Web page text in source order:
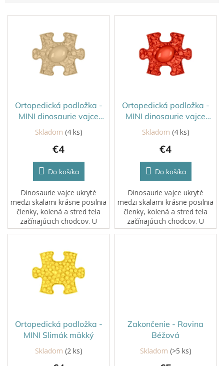
V
Ortopedická podložka -
MINI dinosaurie vajce
tvrdé Béžová
Skladom (4 ks)
€4
Do košíka
Dinosaurie vajce ukryté
medzi skalami krásne posilnia
členky, kolená a stred tela
začínajúcich chodcov. U
starších detí krásne precvičí
chodidiel, aby sa predišlo
plochým...
Ortopedická podložka -
MINI dinosaurie vajce
tvrdé, červená LIMITKA
Skladom (4 ks)
€4
Do košíka
Dinosaurie vajce ukryté
medzi skalami krásne posilnia
členky, kolená a stred tela
začínajúcich chodcov. U
starších detí krásne precvičí
Ortopedická podložka -
MINI Slimák mäkký
Skladom (2 ks)
Zakončenie - Rovina
Béžová
Skladom (>5 ks)